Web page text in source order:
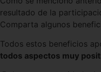
resultado de la
Comparta algunos
Todos estos beneficios
todos aspectos muy